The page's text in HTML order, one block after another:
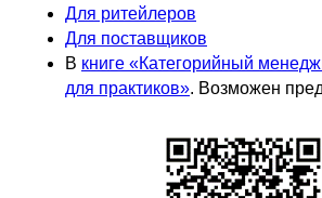
Для ритейлеров
Для поставщиков
В книге «Категорийный
для практиков». Возможен